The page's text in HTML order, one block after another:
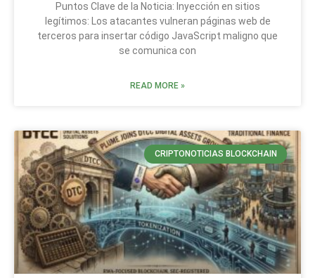
Puntos Clave de la Noticia: Inyección en sitios
legítimos: Los atacantes vulneran páginas web de
terceros para insertar código JavaScript maligno que
se comunica con
READ MORE »
CRIPTONOTICIAS BLOCKCHAIN